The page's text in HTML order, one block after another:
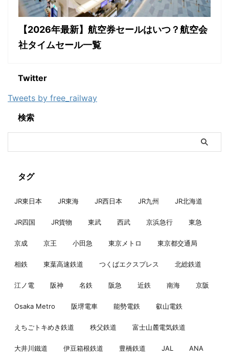
【2026年最新】航空券セールはいつ？航空会
社タイムセール一覧
Twitter
Tweets by free_railway
検索
タグ
JR東日本 JR東海 JR西日本 JR九州 JR北海道
JR四国 JR貨物 東武 西武 京浜急行 東急
京成 京王 小田急 東京メトロ 東京都交通局
相鉄 東葉高速鉄道 つくばエクスプレス 北総鉄道
江ノ電 阪神 名鉄 阪急 近鉄 南海 京阪
Osaka Metro 阪堺電車 能勢電鉄 叡山電鉄
えちごトキめき鉄道 秩父鉄道 富士山麓電気鉄道
大井川鐵道 伊豆箱根鉄道 豊橋鉄道 JAL ANA